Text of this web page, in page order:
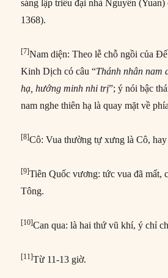
sáng lập triều đại nhà Nguyên
1368).
[7]Nam diện: Theo lễ chỗ ngồi của
Kinh Dịch có câu “Thánh nhân nam
hạ, hướng minh nhi trị”; ý nói bậc
nam nghe thiên hạ là quay mặt về
[8]Cô: Vua thường tự xưng là Cô, hay
[9]Tiên Quốc vương: tức vua đã mất,
Tông.
[10]Can qua: là hai thứ vũ khí, ý chỉ
[11]Từ 11-13 giờ.